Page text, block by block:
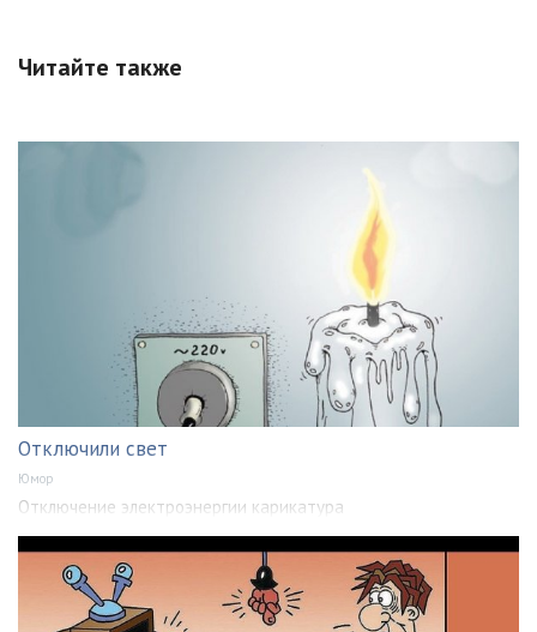
Читайте также
Отключили свет
Юмор
Отключение электроэнергии карикатура